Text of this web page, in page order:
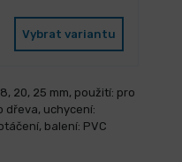
Vybrat variantu
20, 25 mm, použití: pro
dřeva, uchycení:
balení: PVC